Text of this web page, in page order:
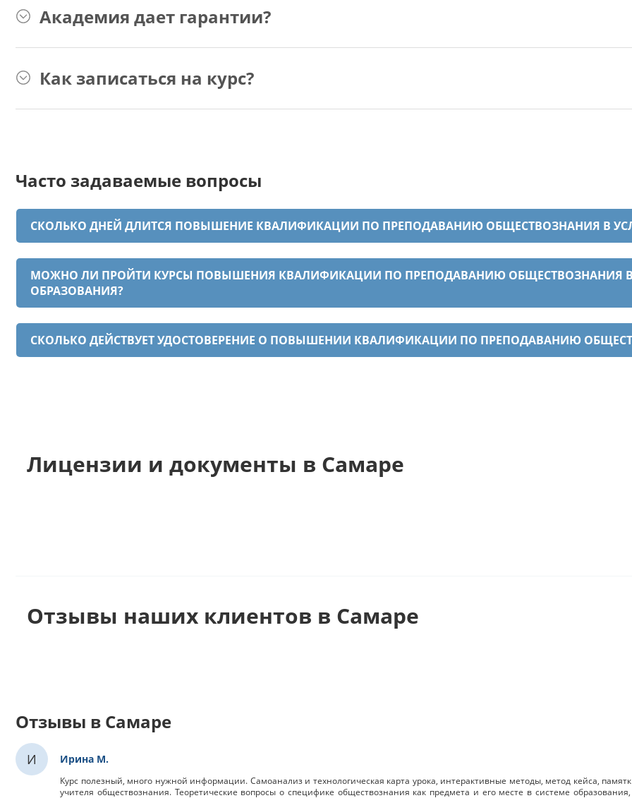
Академия дает гарантии?
Как записаться на курс?
Часто задаваемые вопросы
СКОЛЬКО ДНЕЙ ДЛИТСЯ ПОВЫШЕНИЕ КВАЛИФИКАЦИИ ПО ПРЕПОДАВАНИЮ ОБЩЕСТВОЗНАНИЯ В
МОЖНО ЛИ ПРОЙТИ КУРСЫ ПОВЫШЕНИЯ КВАЛИФИКАЦИИ ПО ПРЕПОДАВАНИЮ ОБЩЕСТВОЗНАНИЯ В
ОБРАЗОВАНИЯ?
СКОЛЬКО ДЕЙСТВУЕТ УДОСТОВЕРЕНИЕ О ПОВЫШЕНИИ КВАЛИФИКАЦИИ ПО ПРЕПОДАВАНИЮ
Лицензии и документы в Самаре
Отзывы наших клиентов в Самаре
Отзывы в Самаре
И Ирина М.
Курс полезный, много нужной информации. Самоанализ и технологическая карта урока, интерактивные методы, метод кейса,
учителя обществознания. Теоретические вопросы о специфике обществознания как предмета и его месте в системе